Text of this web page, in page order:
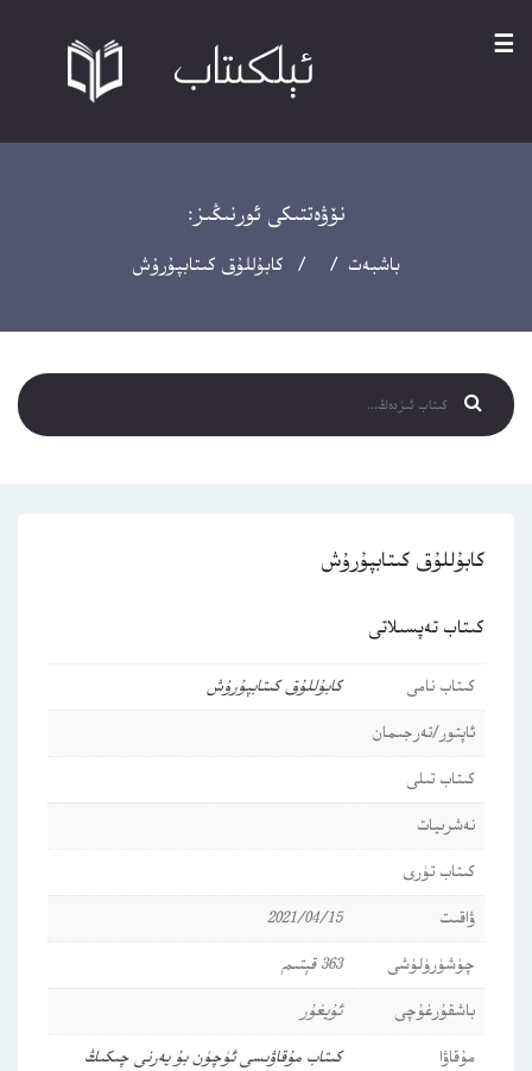
☰
نۆۋەتتىكى ئورنىڭىز:
باشبەت / / كابۇللۇق كىتابپۇرۇش
كابۇللۇق كىتابپۇرۇش
كىتاب تەپسىلاتى
كىتاب نامى
كابۇللۇق كىتابپۇرۇش
ئاپتور/تەرجىمان
كىتاب تىلى
نەشرىيات
كىتاب تۈرى
ۋاقىت
2021/04/15
چۈشۈرۈلۈشى
363 قېتىم
باشقۇرغۇچى
ئۇيغۇر
مۇقاۋا
كىتاب مۇقاۋىسى ئۈچۈن بۇ يەرنى چىكىڭ